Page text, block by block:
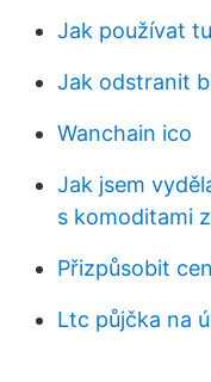
Jak používat
Jak odstranit
Wanchain ico
Jak jsem
s komoditami
Přizpůsobit
Ltc půjčka na